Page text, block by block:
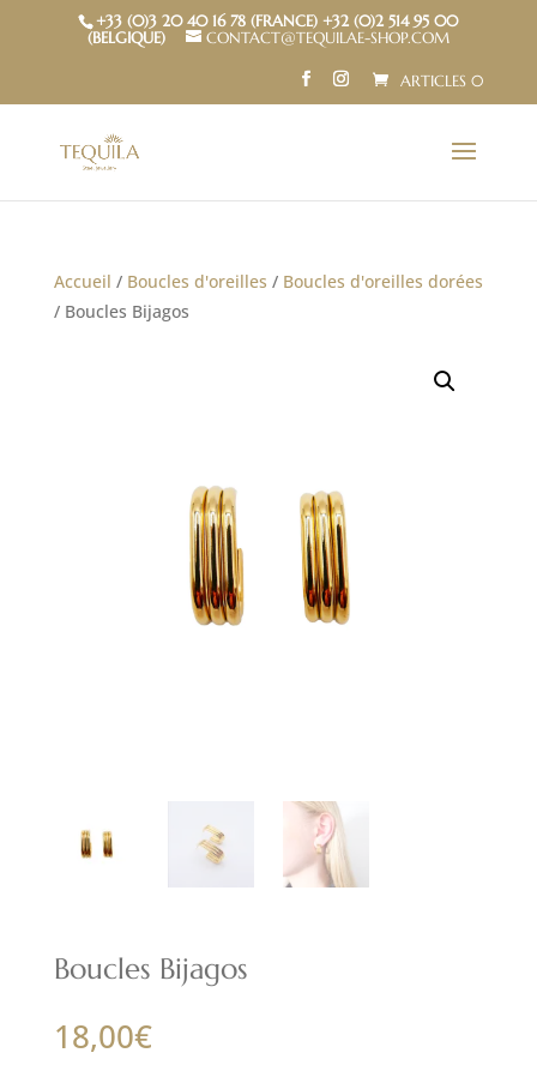
+33 (0)3 20 40 16 78 (FRANCE) +32 (0)2 514 95 00
(BELGIQUE)
CONTACT@TEQUILAE-SHOP.COM
ARTICLES 0
Accueil / Boucles d'oreilles / Boucles d'oreilles dorées
/ Boucles Bijagos
Boucles Bijagos
18,00€